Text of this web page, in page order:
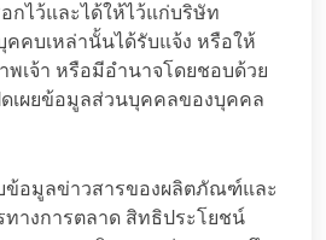
กไว้และได้ให้ไว้แก่บริษัท
คคบเหล่านั้นได้รับแจ้ง หรือให้
เจ้า หรือมีอำนาจโดยชอบด้วย
เผยข้อมูลส่วนบุคคลของบุคคล
ข้อมูลข่าวสารของผลิตภัณฑ์และ
ทางการตลาด สิทธิประโยชน์